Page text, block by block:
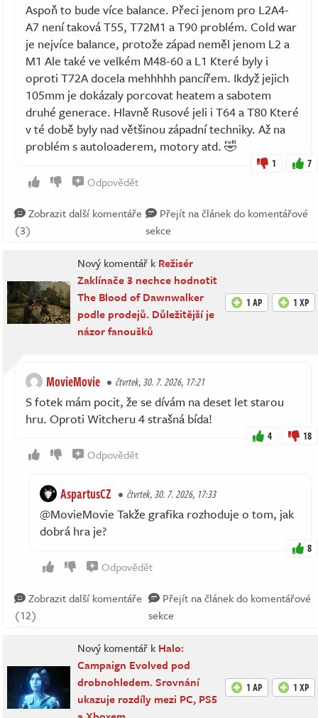
Aspoň to bude více balance. Přeci jenom pro L2A4-
A7 není taková T55, T72M1 a T90 problém. Cold war
je nejvíce balance, protože západ neměl jenom L2 a
M1 Ale také ve velkém M48-60 a L1 Které byly i
oproti T72A docela mehhhhh pancířem. Ikdyž jejich
105mm je dokázaly porcovat heatem a sabotem
druhé generace. Hlavně Rusové jeli i T64 a T80 Které
v té době byly nad většinou západní techniky. Až na
problém s autoloaderem, motory atd. 🤣
1 7
Odpovědět
Zobrazit další komentáře
(3)
Přejít na článek do komentářové
sekce
Nový komentář k Režisér
Zaklínače 3 nechce hodnotit
The Blood of Dawnwalker
podle prodejů. Důležitější je
názor fanoušků
1 AP 1 XP
MovieMovie čtvrtek, 30. 7. 2026, 17:21
S fotek mám pocit, že se dívám na deset let starou
hru. Oproti Witcheru 4 strašná bída!
4 18
Odpovědět
AspartusCZ čtvrtek, 30. 7. 2026, 17:33
@MovieMovie Takže grafika rozhoduje o tom, jak
dobrá hra je?
8
Odpovědět
Zobrazit další komentáře
(12)
Přejít na článek do komentářové
sekce
Nový komentář k Halo:
Campaign Evolved pod
drobnohledem. Srovnání
ukazuje rozdíly mezi PC, PS5
1 AP 1 XP